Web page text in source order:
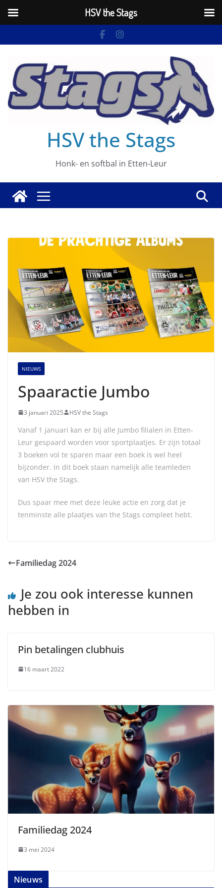
naar
inhoud
HSV the Stags
Honk- en softbal in Etten-Leur
NIEUWS
Spaaractie Jumbo
3 januari 2025 HSV the Stags
Vanaf 1 januari kan er bij alle Jumbo filialen in Etten-
Leur gespaard worden voor sportplaatjes. Er zijn totaal
3 boeken vol te sparen maar een boek is wel heel
bijzonder. In dit boek staan namelijk alle teamleden
van HSV the Stags.
Dus spaar mee met deze leuke actie en zorg dat je
tenminste alle plaatjes van the Stags compleet hebt.
Familiedag 2024
Je zou ook interesse kunnen
hebben in
Pin betalingen clubhuis
16 maart 2022
Familiedag 2024
3 mei 2024
Nieuws
HSV the Stags